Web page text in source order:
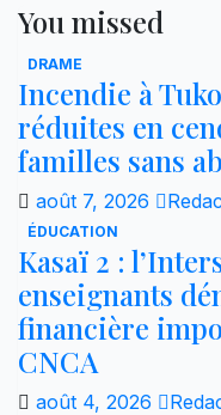
You missed
DRAME
Incendie à
réduites en
familles sans
août 7, 2026
ÉDUCATION
Kasaï 2 :
enseignants
financière
CNCA
août 4, 2026